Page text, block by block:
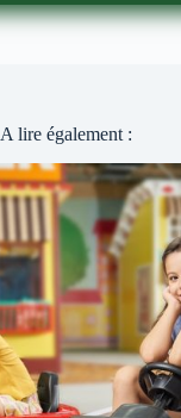
A lire également :